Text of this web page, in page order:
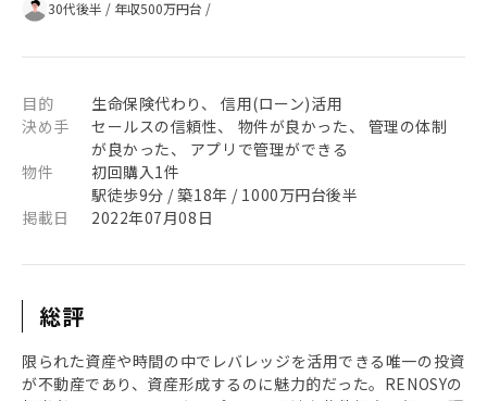
30代後半 / 年収500万円台 /
目的
生命保険代わり、 信用(ローン)活用
決め手
セールスの信頼性、 物件が良かった、 管理の体制
が良かった、 アプリで管理ができる
物件
初回購入1件
駅徒歩9分 / 築18年 / 1000万円台後半
掲載日
2022年07月08日
総評
限られた資産や時間の中でレバレッジを活用できる唯一の投資
が不動産であり、資産形成するのに魅力的だった。RENOSYの